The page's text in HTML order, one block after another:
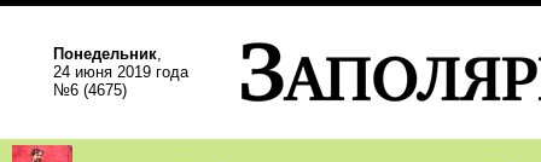
Понедельник,
24 июня 2019 года
№6 (4675)